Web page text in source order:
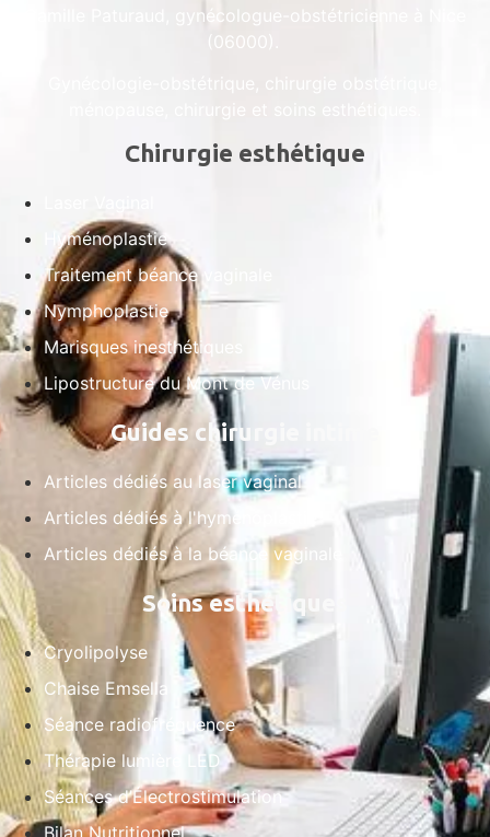
Camille Paturaud, gynécologue-obstétricienne à Nice
(06000).
Chirurgie esthétique
Hyménoplastie
Traitement béance vaginale
Nymphoplastie
Marisques inesthétiques
Lipostructure du Mont de Vénus
Guides chirurgie intime
Articles dédiés au laser vaginal
Articles dédiés à l'hyménoplastie
Articles dédiés à la béance vaginale
Soins esthétiques
Cryolipolyse
Chaise Emsella
Séance radiofréquence
Thérapie lumière LED
Séances d’Électrostimulation
Bilan Nutritionnel